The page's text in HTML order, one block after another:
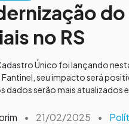
no RS
Único foi lançando
Fantinel, seu impacto será
dados serão mais atualizados
• 21/02/2025 •